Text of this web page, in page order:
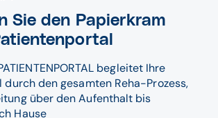
Sie den Papierkram
begleitet Ihre
den gesamten Reha-Prozess,
über den Aufenthalt bis
Hause